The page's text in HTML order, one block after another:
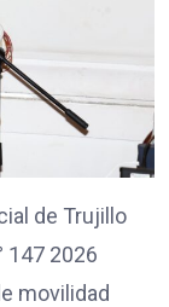
de Trujillo
147 2026
movilidad